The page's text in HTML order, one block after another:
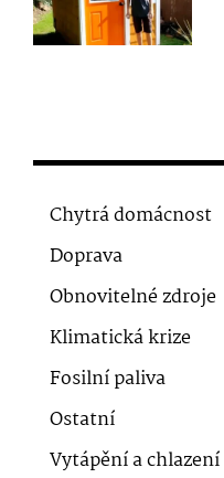
Chytrá domácnost
Doprava
Obnovitelné zdroje
Klimatická krize
Fosilní paliva
Ostatní
Vytápění a chlazení